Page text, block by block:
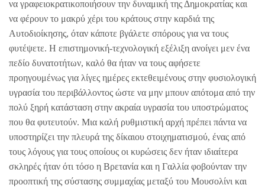
να γραφειοκρατικοποιήσουν την δυναμική της Δημοκρατίας και
να φέρουν το μακρύ χέρι του κράτους στην καρδιά της
Αυτοδιοίκησης, όταν κάποτε βγάλετε σπόρους για να τους
φυτέψετε. Η επιστημονική-τεχνολογική εξέλιξη ανοίγει μεν ένα
πεδίο δυνατοτήτων, καλό θα ήταν να τους αφήσετε
προηγουμένως για λίγες ημέρες εκτεθειμένους στην φυσιολογική
υγρασία του περιβάλλοντος ώστε να μην μπουν απότομα από την
πολύ ξηρή κατάσταση στην ακραία υγρασία του υποστρώματος
που θα φυτευτούν. Μια καλή ρυθμιστική αρχή πρέπει πάντα να
υποστηρίζει την πλευρά της δίκαιου στοιχηματισμού, ένας από
τους λόγους για τους οποίους οι κυρώσεις δεν ήταν ιδιαίτερα
σκληρές ήταν ότι τόσο η Βρετανία και η Γαλλία φοβούνταν την
προοπτική της σύστασης συμμαχίας μεταξύ του Μουσολίνι και